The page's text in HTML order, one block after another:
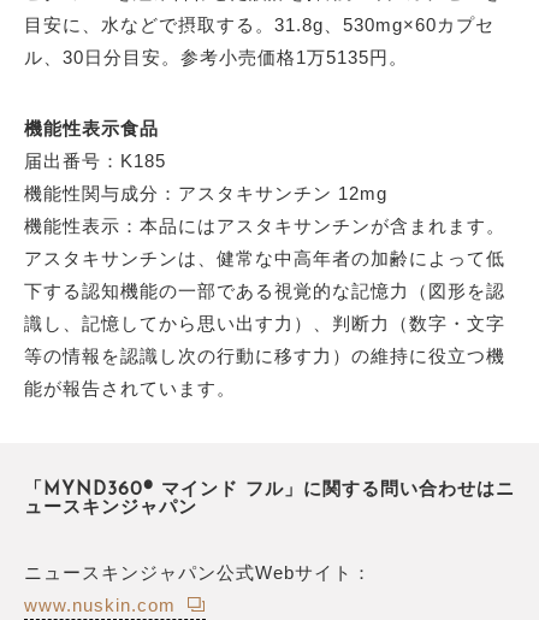
目安に、水などで摂取する。31.8g、530mg×60カプセ
ル、30日分目安。参考小売価格1万5135円。
機能性表示食品
届出番号：K185
機能性関与成分：アスタキサンチン 12mg
機能性表示：本品にはアスタキサンチンが含まれます。
アスタキサンチンは、健常な中高年者の加齢によって低
下する認知機能の一部である視覚的な記憶力（図形を認
識し、記憶してから思い出す力）、判断力（数字・文字
等の情報を認識し次の行動に移す力）の維持に役立つ機
能が報告されています。
「MYND360® マインド フル」に関する問い合わせはニ
ュースキンジャパン
ニュースキンジャパン公式Webサイト：
www.nuskin.com